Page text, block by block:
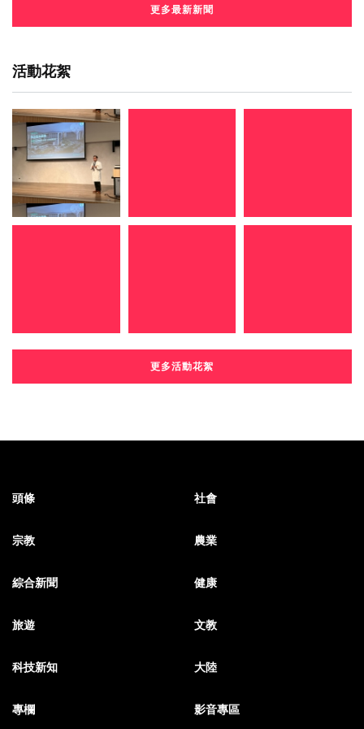
更多最新新聞
活動花絮
更多活動花絮
頭條 社會
宗教 農業
綜合新聞 健康
旅遊 文教
科技新知 大陸
專欄 影音專區